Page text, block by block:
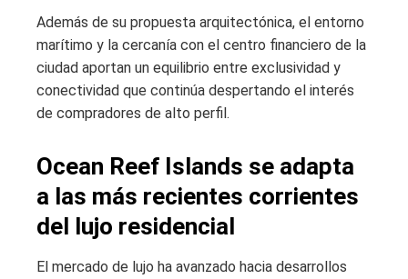
Además de su propuesta arquitectónica, el entorno
marítimo y la cercanía con el centro financiero de la
ciudad aportan un equilibrio entre exclusividad y
conectividad que continúa despertando el interés
de compradores de alto perfil.
Ocean Reef Islands se adapta
a las más recientes corrientes
del lujo residencial
El mercado de lujo ha avanzado hacia desarrollos